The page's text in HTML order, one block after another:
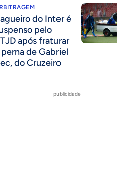
do Inter é
pelo
após fraturar
perna de Gabriel
do Cruzeiro
publicidade